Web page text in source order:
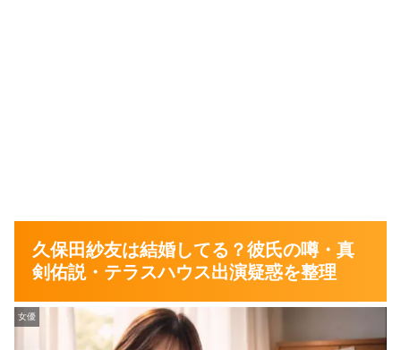
久保田紗友は結婚してる？彼氏の噂・真
剣佑説・テラスハウス出演疑惑を整理
女優